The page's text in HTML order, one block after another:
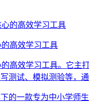
高效学习工具
高效学习工具。它
测试、模拟测验等，